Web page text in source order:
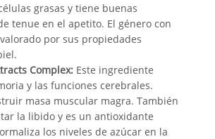
grasas y tiene buenas
tenue en el apetito. El género con
por sus propiedades
Complex: Este ingrediente
y las funciones cerebrales.
masa muscular magra. También
la libido y es un antioxidante
los niveles de azúcar en la